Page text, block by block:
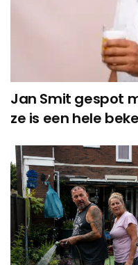
Jan Smit gespot
ze is een hele